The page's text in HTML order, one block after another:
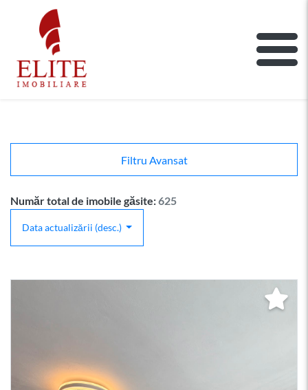
ELITE IMOBILIARE
Main Nav
Filtru Avansat
Număr total de imobile găsite:625
Data actualizării (desc.)